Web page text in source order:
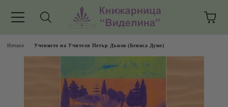
Начало Учението на Учителя Петър Дънов (Беинса Дуно)